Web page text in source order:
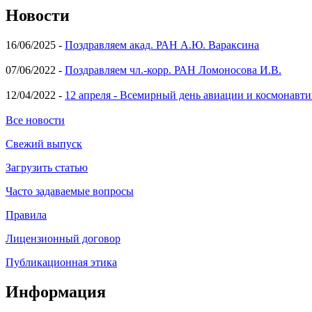
Новости
16/06/2025 - Поздравляем акад. РАН А.Ю. Вараксина
07/06/2022 - Поздравляем чл.-корр. РАН Ломоносова И.В.
12/04/2022 - 12 апреля - Всемирный день авиации и
Все новости
Свежий выпуск
Загрузить статью
Часто задаваемые вопросы
Правила
Лицензионный договор
Публикационная этика
Информация